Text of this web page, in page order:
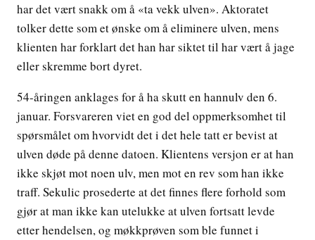
har det vært snakk om å «ta vekk ulven». Aktoratet
tolker dette som et ønske om å eliminere ulven, mens
klienten har forklart det han har siktet til har vært å jage
eller skremme bort dyret.
54-åringen anklages for å ha skutt en hannulv den 6.
januar. Forsvareren viet en god del oppmerksomhet til
spørsmålet om hvorvidt det i det hele tatt er bevist at
ulven døde på denne datoen. Klientens versjon er at han
ikke skjøt mot noen ulv, men mot en rev som han ikke
traff. Sekulic prosederte at det finnes flere forhold som
gjør at man ikke kan utelukke at ulven fortsatt levde
etter hendelsen, og møkkprøven som ble funnet i